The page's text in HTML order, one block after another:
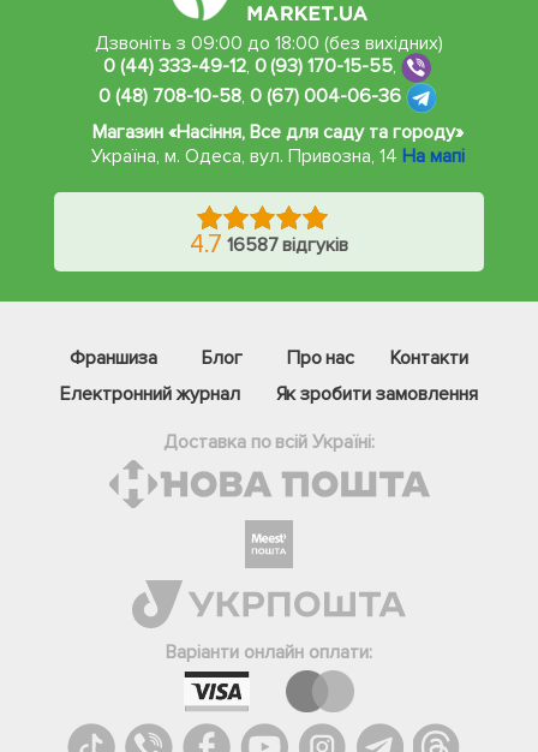
Дзвоніть з 09:00 до 18:00 (без вихідних)
0 (44) 333-49-12, 0 (93) 170-15-55,
0 (48) 708-10-58, 0 (67) 004-06-36
Магазин «Насіння, Все для саду та городу»
Україна, м. Одеса,вул. Привозна, 14 На мапі
4.7 16587 відгуків
Франшиза Блог Про нас
Контакти
Електронний журнал
Як зробити замовлення
Доставка по всій Україні:
Варіанти онлайн оплати:
Телеграм
Вайбер